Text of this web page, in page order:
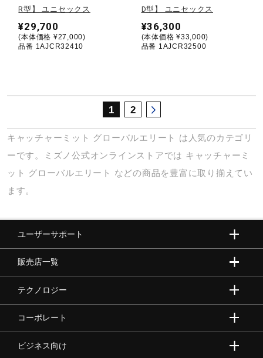
R型】 ユニセックス
¥29,700
(本体価格 ¥27,000)
品番 1AJCR32410
D型】 ユニセックス
¥36,300
(本体価格 ¥33,000)
品番 1AJCR32500
1 2
キャッチャーミット グローバルエリート
は人気のカテゴリ
ーです。ミズノ公式オンラインストアでは キャッチャーミ
ット
グローバルエリート
などの商品を豊富に取り揃えてい
ます。
ユーザーサポート
販売店一覧
テクノロジー
コーポレート
ビジネス向け